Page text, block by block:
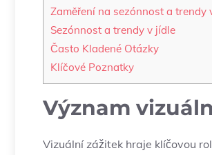
Zaměření na sezónnost a
Sezónnost a trendy v jídle
Často Kladené Otázky
Klíčové Poznatky
Význam
Vizuální zážitek hraje klíčovou